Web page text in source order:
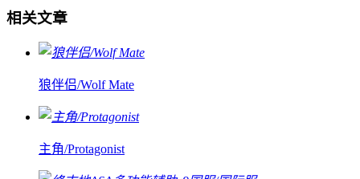
相关文章
狼伴侣/Wolf Mate
主角/Protagonist